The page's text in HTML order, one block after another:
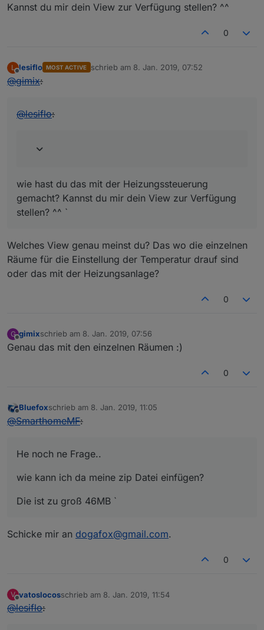
Kannst du mir dein View zur Verfügung stellen? ^^
0
L
Offline
lesiflo MOST ACTIVE schrieb am 8. Jan. 2019, 07:52
zuletzt editiert von
@gimix:
@lesiflo:
wie hast du das mit der Heizungssteuerung
gemacht? Kannst du mir dein View zur Verfügung
stellen? ^^ `
Welches View genau meinst du? Das wo die einzelnen
Räume für die Einstellung der Temperatur drauf sind
oder das mit der Heizungsanlage?
0
G
Offline
gimixschrieb am 8. Jan. 2019, 07:56
zuletzt editiert von
Genau das mit den einzelnen Räumen :)
0
Offline
Bluefoxschrieb am 8. Jan. 2019, 11:05
zuletzt editiert von
@SmarthomeMF:
He noch ne Frage..
wie kann ich da meine zip Datei einfügen?
Die ist zu groß 46MB `
Schicke mir an dogafox@gmail.com.
0
V
Offline
vatoslocosschrieb am 8. Jan. 2019, 11:54
zuletzt editiert von
@lesiflo: